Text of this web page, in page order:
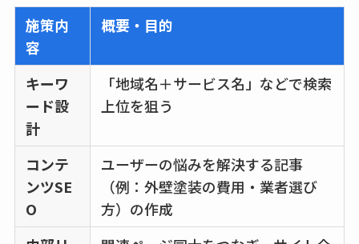
施策内
容
概要・目的
キーワ
ード設
計
「地域名＋サービス名」などで検索
上位を狙う
コンテ
ンツSE
O
ユーザーの悩みを解決する記事
（例：外壁塗装の費用・業者選び
方）の作成